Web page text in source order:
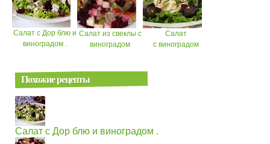
Салат с Дор блю и
виноградом .
Салат из свеклы с
виноградом
Салат
с виноградом
Похожие рецепты
Салат с Дор блю и виноградом .